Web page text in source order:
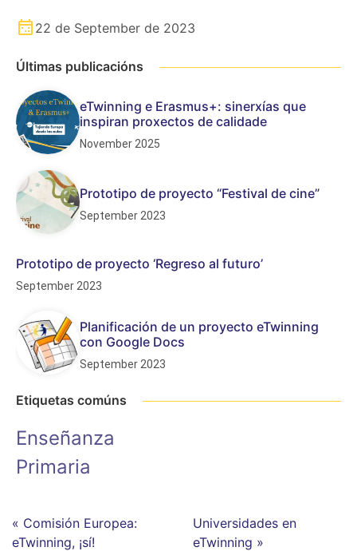
22 de September de 2023
Últimas publicacións
eTwinning e Erasmus+: sinerxías que
inspiran proxectos de calidade
November 2025
Prototipo de proyecto “Festival de cine”
September 2023
Prototipo de proyecto ‘Regreso al futuro’
September 2023
Planificación de un proyecto eTwinning
con Google Docs
September 2023
Etiquetas comúns
Enseñanza
Primaria
« Comisión Europea:
eTwinning, ¡sí!
Universidades en
eTwinning »